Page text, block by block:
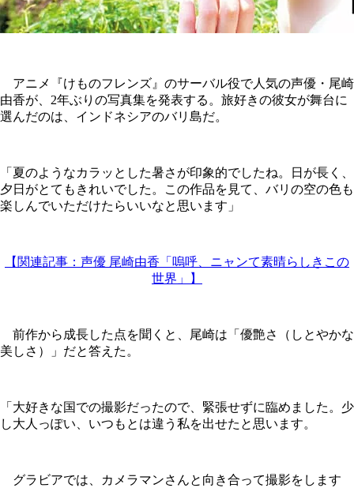
アニメ『けものフレンズ』のサーバル役で人気の声優・尾崎
由香が、2年ぶりの写真集を発表する。旅好きの彼女が舞台に
選んだのは、インドネシアのバリ島だ。
「夏のようなカラッとした暑さが印象的でしたね。日が長く、
夕日がとてもきれいでした。この作品を見て、バリの空の色も
楽しんでいただけたらいいなと思います」
【関連記事：声優 尾崎由香「嗚呼、ニャンて素晴らしきこの
世界」】
前作から成長した点を聞くと、尾崎は「優艶さ（しとやかな
美しさ）」だと答えた。
「大好きな国での撮影だったので、緊張せずに臨めました。少
し大人っぽい、いつもとは違う私を出せたと思います。
グラビアでは、カメラマンさんと向き合って撮影をします